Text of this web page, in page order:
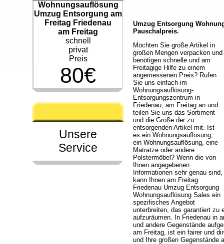
Wohnungsauflösung
Umzug Entsorgung am
Freitag Friedenau
am Freitag
schnell
privat
Preis
80€
Unsere
Service
Umzug Entsorgung
Pauschalpreis.
Möchten Sie große Artikel in
großen Mengen verpacken und
benötigen schnelle und am
Freitagige Hilfe zu einem
angemessenen Preis? Rufen
Sie uns einfach im
Wohnungsauflösung-
Entsorgungszentrum in
Friedenau, am Freitag an und
teilen Sie uns das Sortiment
und die Größe der zu
entsorgenden Artikel mit. Ist
es ein Wohnungsauflösung,
ein Wohnungsauflösung, eine
Matratze oder andere
Polstermöbel? Wenn die von
Ihnen angegebenen
Informationen sehr genau sind,
kann Ihnen am Freitag
Friedenau Umzug Entsorgung
Wohnungsauflösung Sales ein
spezifisches Angebot
unterbreiten, das garantiert zu
aufzuräumen. In Friedenau in
und andere Gegenstände
am Freitag, ist ein fairer und
und Ihre großen Gegenstände